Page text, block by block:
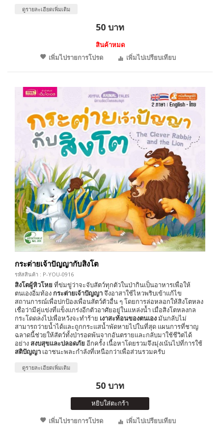
ดูรายละเอียดเพิ่มเติม
50 บาท
สินค้าหมด
เพิ่มไปรายการโปรด
เพิ่มไปเปรียบเทียบ
กระต่ายเจ้าปัญญากับสิงโต
รหัสสินค้า : P-YOU-0916
สิงโตผู้หิวโหย ที่ข่มขู่ว่าจะจับสัตว์ทุกตัวในป่ากินเป็นอาหารเพื่อให้
ตนเองอิ่มท้องกระต่ายเจ้าปัญญาจึงอาสาใช้ไหวพริบเข้าแก้ไข
สถานการณ์เพื่อปกป้องเพื่อนสัตว์ตัวอื่น ๆ โดยการล่อหลอกให้สิงโตหลง
เชื่อว่ามีคู่แข่งที่แข็งแกร่งอีกตัวอาศัยอยู่ในแหล่งน้ำ เมื่อสิงโตหลงกล
กระโดดลงไปเพื่อหวังจะทำร้าย เงาสะท้อนของตนเองมันกลับไม่
สามารถว่ายน้ำได้และถูกกระแสน้ำพัดหายไปในที่สุด แผนการที่ชาญ
ฉลาดนี้ช่วยให้สัตว์ทั้งป่ารอดพ้นจากอันตรายและกลับมาใช้ชีวิตได้
อย่างสงบสุขและปลอดภัย อีกครั้ง เนื้อหาโดยรวมจึงมุ่งเน้นไปที่การใช้
สติปัญญา เอาชนะพละกำลังที่เหนือกว่าเพื่อส่วนรวมครับ
ดูรายละเอียดเพิ่มเติม
50 บาท
หยิบใส่ตะกร้า
เพิ่มไปรายการโปรด
เพิ่มไปเปรียบเทียบ